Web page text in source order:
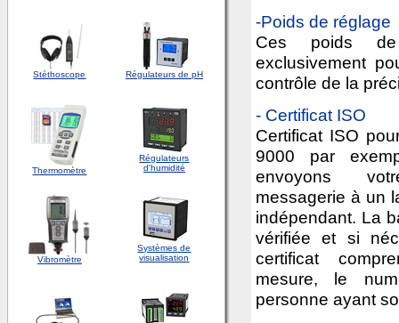
Stéthoscope Régulateurs de pH
Thermomètre
Régulateurs
d'humidité
Vibromètre
Systèmes de
visualisation
-Poids de réglage
Ces poids de
exclusivement
contrôle de la
- Certificat ISO
Certificat ISO
9000 par
envoyons
messagerie à un
indépendant. La
vérifiée et si
certificat
mesure, le
personne ayant